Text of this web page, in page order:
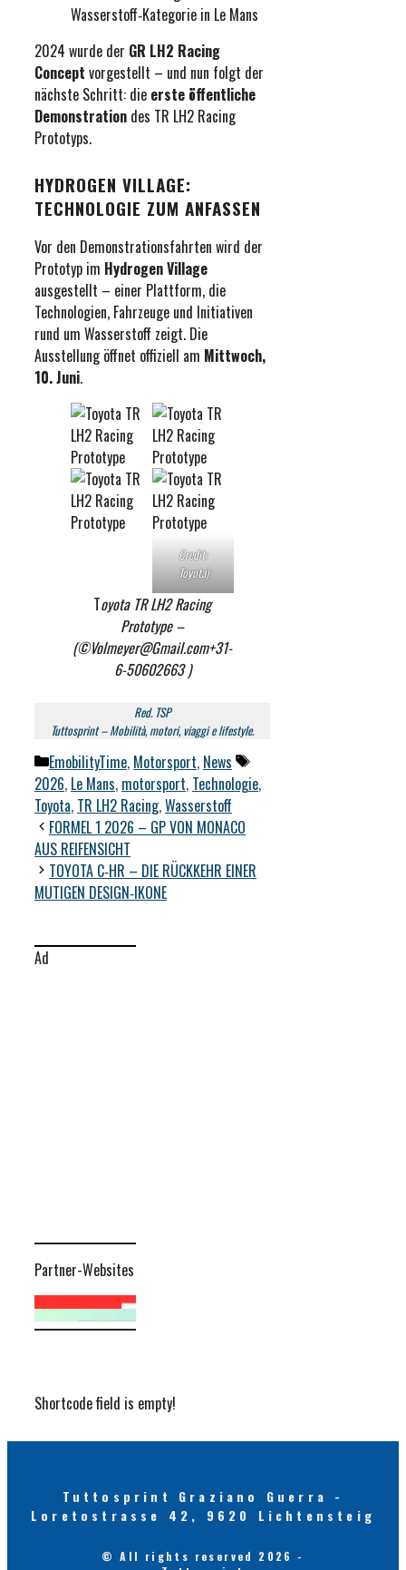
Wasserstoff‑Kategorie in Le Mans
2024 wurde der GR LH2 Racing
Concept vorgestellt – und nun folgt der
nächste Schritt: die erste öffentliche
Demonstration des TR LH2 Racing
Prototyps.
HYDROGEN VILLAGE:
TECHNOLOGIE ZUM ANFASSEN
Vor den Demonstrationsfahrten wird der
Prototyp im Hydrogen Village
ausgestellt – einer Plattform, die
Technologien, Fahrzeuge und Initiativen
rund um Wasserstoff zeigt. Die
Ausstellung öffnet offiziell am Mittwoch,
10. Juni.
Credit:
Toyota)
Toyota TR LH2 Racing
Prototype –
(©Volmeyer@Gmail.com+31-
6-50602663 )
Red. TSP
Tuttosprint – Mobilità, motori, viaggi e lifestyle.
Kategorien
EmobilityTime, Motorsport, News
Schlagwörter
2026, Le Mans, motorsport, Technologie,
Toyota, TR LH2 Racing,Wasserstoff
FORMEL 1 2026 – GP VON MONACO
AUS REIFENSICHT
TOYOTA C‑HR – DIE RÜCKKEHR EINER
MUTIGEN DESIGN‑IKONE
Ad
Partner-Websites
Shortcode field is empty!
Tuttosprint Graziano Guerra -
Loretostrasse 42, 9620 Lichtensteig
© All rights reserved 2026 -